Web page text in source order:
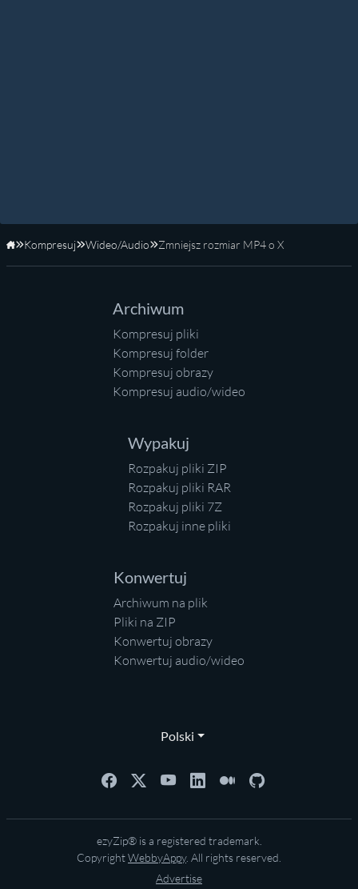
Strona główna
Kompresuj Wideo/Audio Zmniejsz rozmiar MP4 o X
Archiwum
Kompresuj pliki
Kompresuj folder
Kompresuj obrazy
Kompresuj audio/wideo
Wypakuj
Rozpakuj pliki ZIP
Rozpakuj pliki RAR
Rozpakuj pliki 7Z
Rozpakuj inne pliki
Konwertuj
Archiwum na plik
Pliki na ZIP
Konwertuj obrazy
Konwertuj audio/wideo
Polski
ezyZip® is a registered trademark.
CopyrightWebbyAppy. All rights reserved.
Advertise